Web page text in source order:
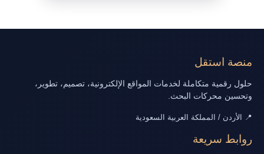
منصة استقل
حلول رقمية متكاملة لخدمات المواقع الإلكترونية، تصميم، تطوير،
وتحسين محركات البحث.
📍 الأردن / المملكة العربية السعودية
روابط سريعة